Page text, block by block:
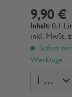
9,90 €
Inhalt: 0.1
inkl. MwSt.
Sofort
Werktage